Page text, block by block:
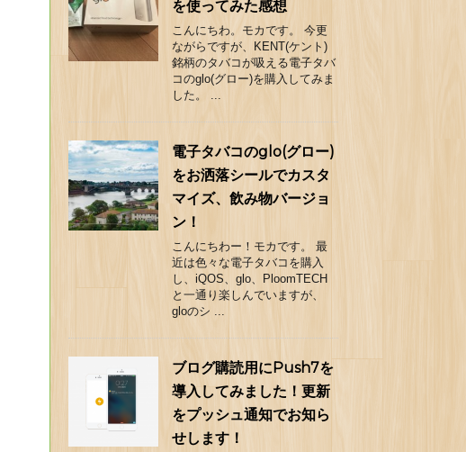
を使ってみた感想
こんにちわ。モカです。 今更
ながらですが、KENT(ケント)
銘柄のタバコが吸える電子タバ
コのglo(グロー)を購入してみま
した。 ...
電子タバコのglo(グロー)
をお洒落シールでカスタ
マイズ、飲み物バージョ
ン！
こんにちわー！モカです。 最
近は色々な電子タバコを購入
し、iQOS、glo、PloomTECH
と一通り楽しんでいますが、
gloのシ ...
ブログ購読用にPush7を
導入してみました！更新
をプッシュ通知でお知ら
せします！